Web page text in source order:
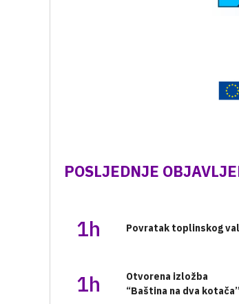
POSLJEDNJE
1h Povratak toplinskog
1h
Otvorena izložba
“Baština na dva kotača”